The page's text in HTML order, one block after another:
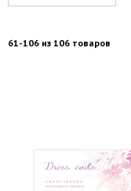
61-106 из 106 товаров